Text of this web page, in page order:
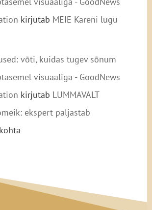
kirjutab MEIE Kareni lugu
võti, kuidas tugev sõnum
visuaaliga - GoodNews
kirjutab LUMMAVALT
ekspert paljastab
kohta